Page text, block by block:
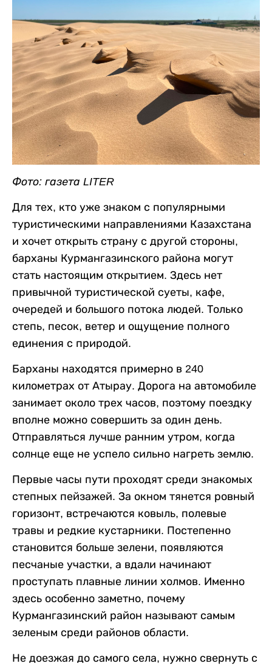
Фото: газета LITER
Для тех, кто уже знаком с популярными
туристическими направлениями Казахстана
и хочет открыть страну с другой стороны,
барханы Курмангазинского района могут
стать настоящим открытием. Здесь нет
привычной туристической суеты, кафе,
очередей и большого потока людей. Только
степь, песок, ветер и ощущение полного
единения с природой.
Барханы находятся примерно в 240
километрах от Атырау. Дорога на автомобиле
занимает около трех часов, поэтому поездку
вполне можно совершить за один день.
Отправляться лучше ранним утром, когда
солнце еще не успело сильно нагреть землю.
Первые часы пути проходят среди знакомых
степных пейзажей. За окном тянется ровный
горизонт, встречаются ковыль, полевые
травы и редкие кустарники. Постепенно
становится больше зелени, появляются
песчаные участки, а вдали начинают
проступать плавные линии холмов. Именно
здесь особенно заметно, почему
Курмангазинский район называют самым
зеленым среди районов области.
Не доезжая до самого села, нужно свернуть с